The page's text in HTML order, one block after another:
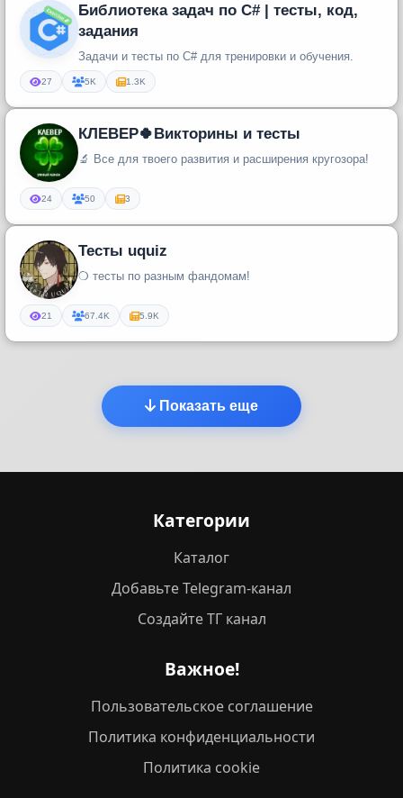
Библиотека задач по C# | тесты, код,
задания
Задачи и тесты по C# для тренировки и обучения.
27 5K 1.3K
КЛЕВЕР🍀Викторины и тесты
🔬 Все для твоего развития и расширения кругозора!
24 50 3
Тесты uquiz
❍ тесты по разным фандомам!
21 67.4K 5.9K
Показать еще
Категории
Каталог
Добавьте Telegram-канал
Создайте ТГ канал
Важное!
Пользовательское соглашение
Политика конфиденциальности
Политика cookie